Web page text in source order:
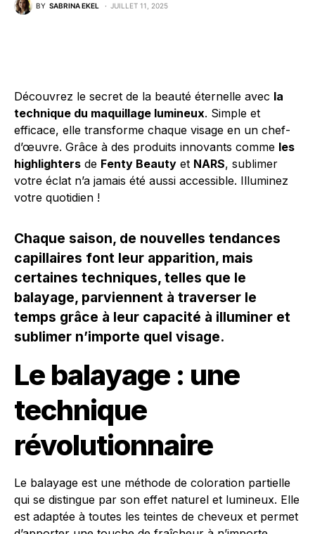
BY SABRINA EKEL JUILLET 11, 2025
Découvrez le secret de la beauté éternelle avec la
technique du maquillage lumineux. Simple et
efficace, elle transforme chaque visage en un chef-
d’œuvre. Grâce à des produits innovants comme les
highlighters de Fenty Beauty et NARS, sublimer
votre éclat n’a jamais été aussi accessible. Illuminez
votre quotidien !
Chaque saison, de nouvelles tendances
capillaires font leur apparition, mais
certaines techniques, telles que le
balayage, parviennent à traverser le
temps grâce à leur capacité à illuminer et
sublimer n’importe quel visage.
Le balayage : une
technique
révolutionnaire
Le balayage est une méthode de coloration partielle
qui se distingue par son effet naturel et lumineux. Elle
est adaptée à toutes les teintes de cheveux et permet